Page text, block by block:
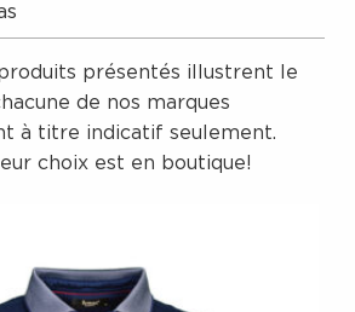
présentés illustrent le
de nos marques
à titre indicatif seulement.
choix est en boutique!